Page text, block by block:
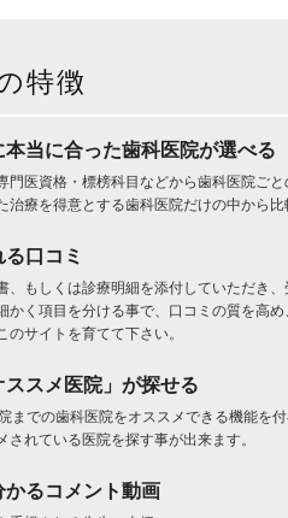
特徴
本当に合った歯科医院が選べる
門医資格・標榜科目などから歯科医院ごと
治療を得意とする歯科医院だけの中から比
口コミ
、もしくは診療明細を添付していただき
かく項目を分ける事で、口コミの質を高
サイトを育てて下さい。
スメ医院」が探せる
までの歯科医院をオススメできる機能を付
されている医院を探す事が出来ます。
るコメント動画